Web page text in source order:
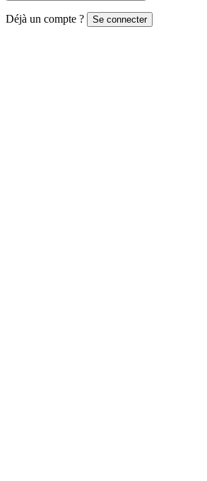
Déjà un compte ? Se connecter